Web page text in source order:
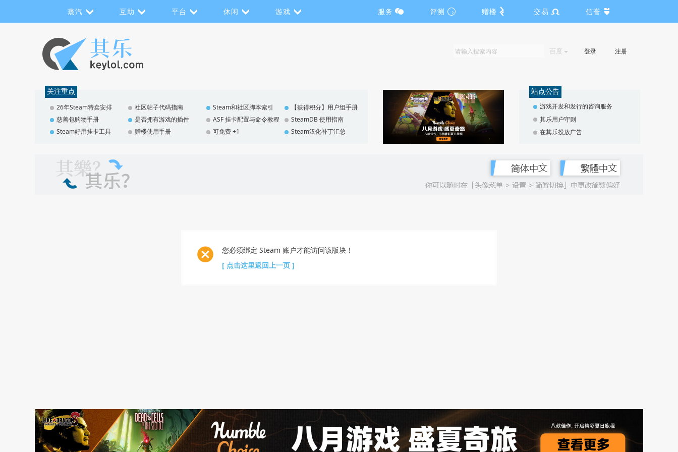
蒸汽 互助 平台 休闲 游戏 服务 评测 赠楼 交易 信誉
百度 登录 注册
关注重点
26年Steam特卖安排 社区帖子代码指南 Steam和社区脚本索引
【获得积分】用户组手册
慈善包购物手册
是否拥有游戏的插件 ASF 挂卡配置与命令教程
SteamDB 使用指南
Steam好用挂卡工具
赠楼使用手册 可免费 +1 Steam汉化补丁汇总
站点公告
游戏开发和发行的咨询服务
其乐用户守则
在其乐投放广告
您必须绑定 Steam 账户才能访问该版块！
[ 点击这里返回上一页 ]